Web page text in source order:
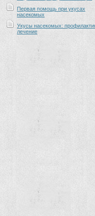
Первая помощь при укусах
насекомых
Укусы насекомых:
лечение